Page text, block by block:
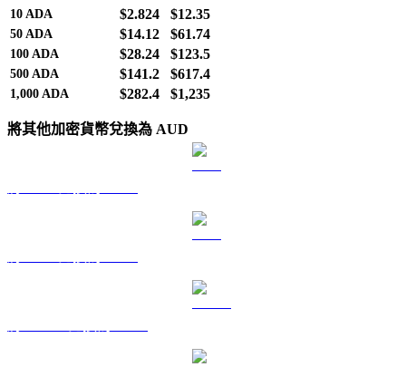
10 ADA $2.824 $12.35
50 ADA $14.12 $61.74
100 ADA $28.24 $123.5
500 ADA $141.2 $617.4
1,000 ADA $282.4 $1,235
將其他加密貨幣兌換為 AUD